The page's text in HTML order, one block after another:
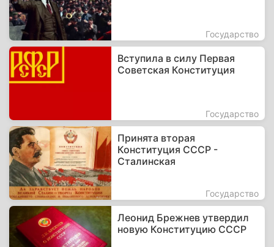
Государство
Вступила в силу Первая
Советская Конституция
Государство
Принята вторая
Конституция СССР -
Сталинская
Государство
Леонид Брежнев утвердил
новую Конституцию СССР